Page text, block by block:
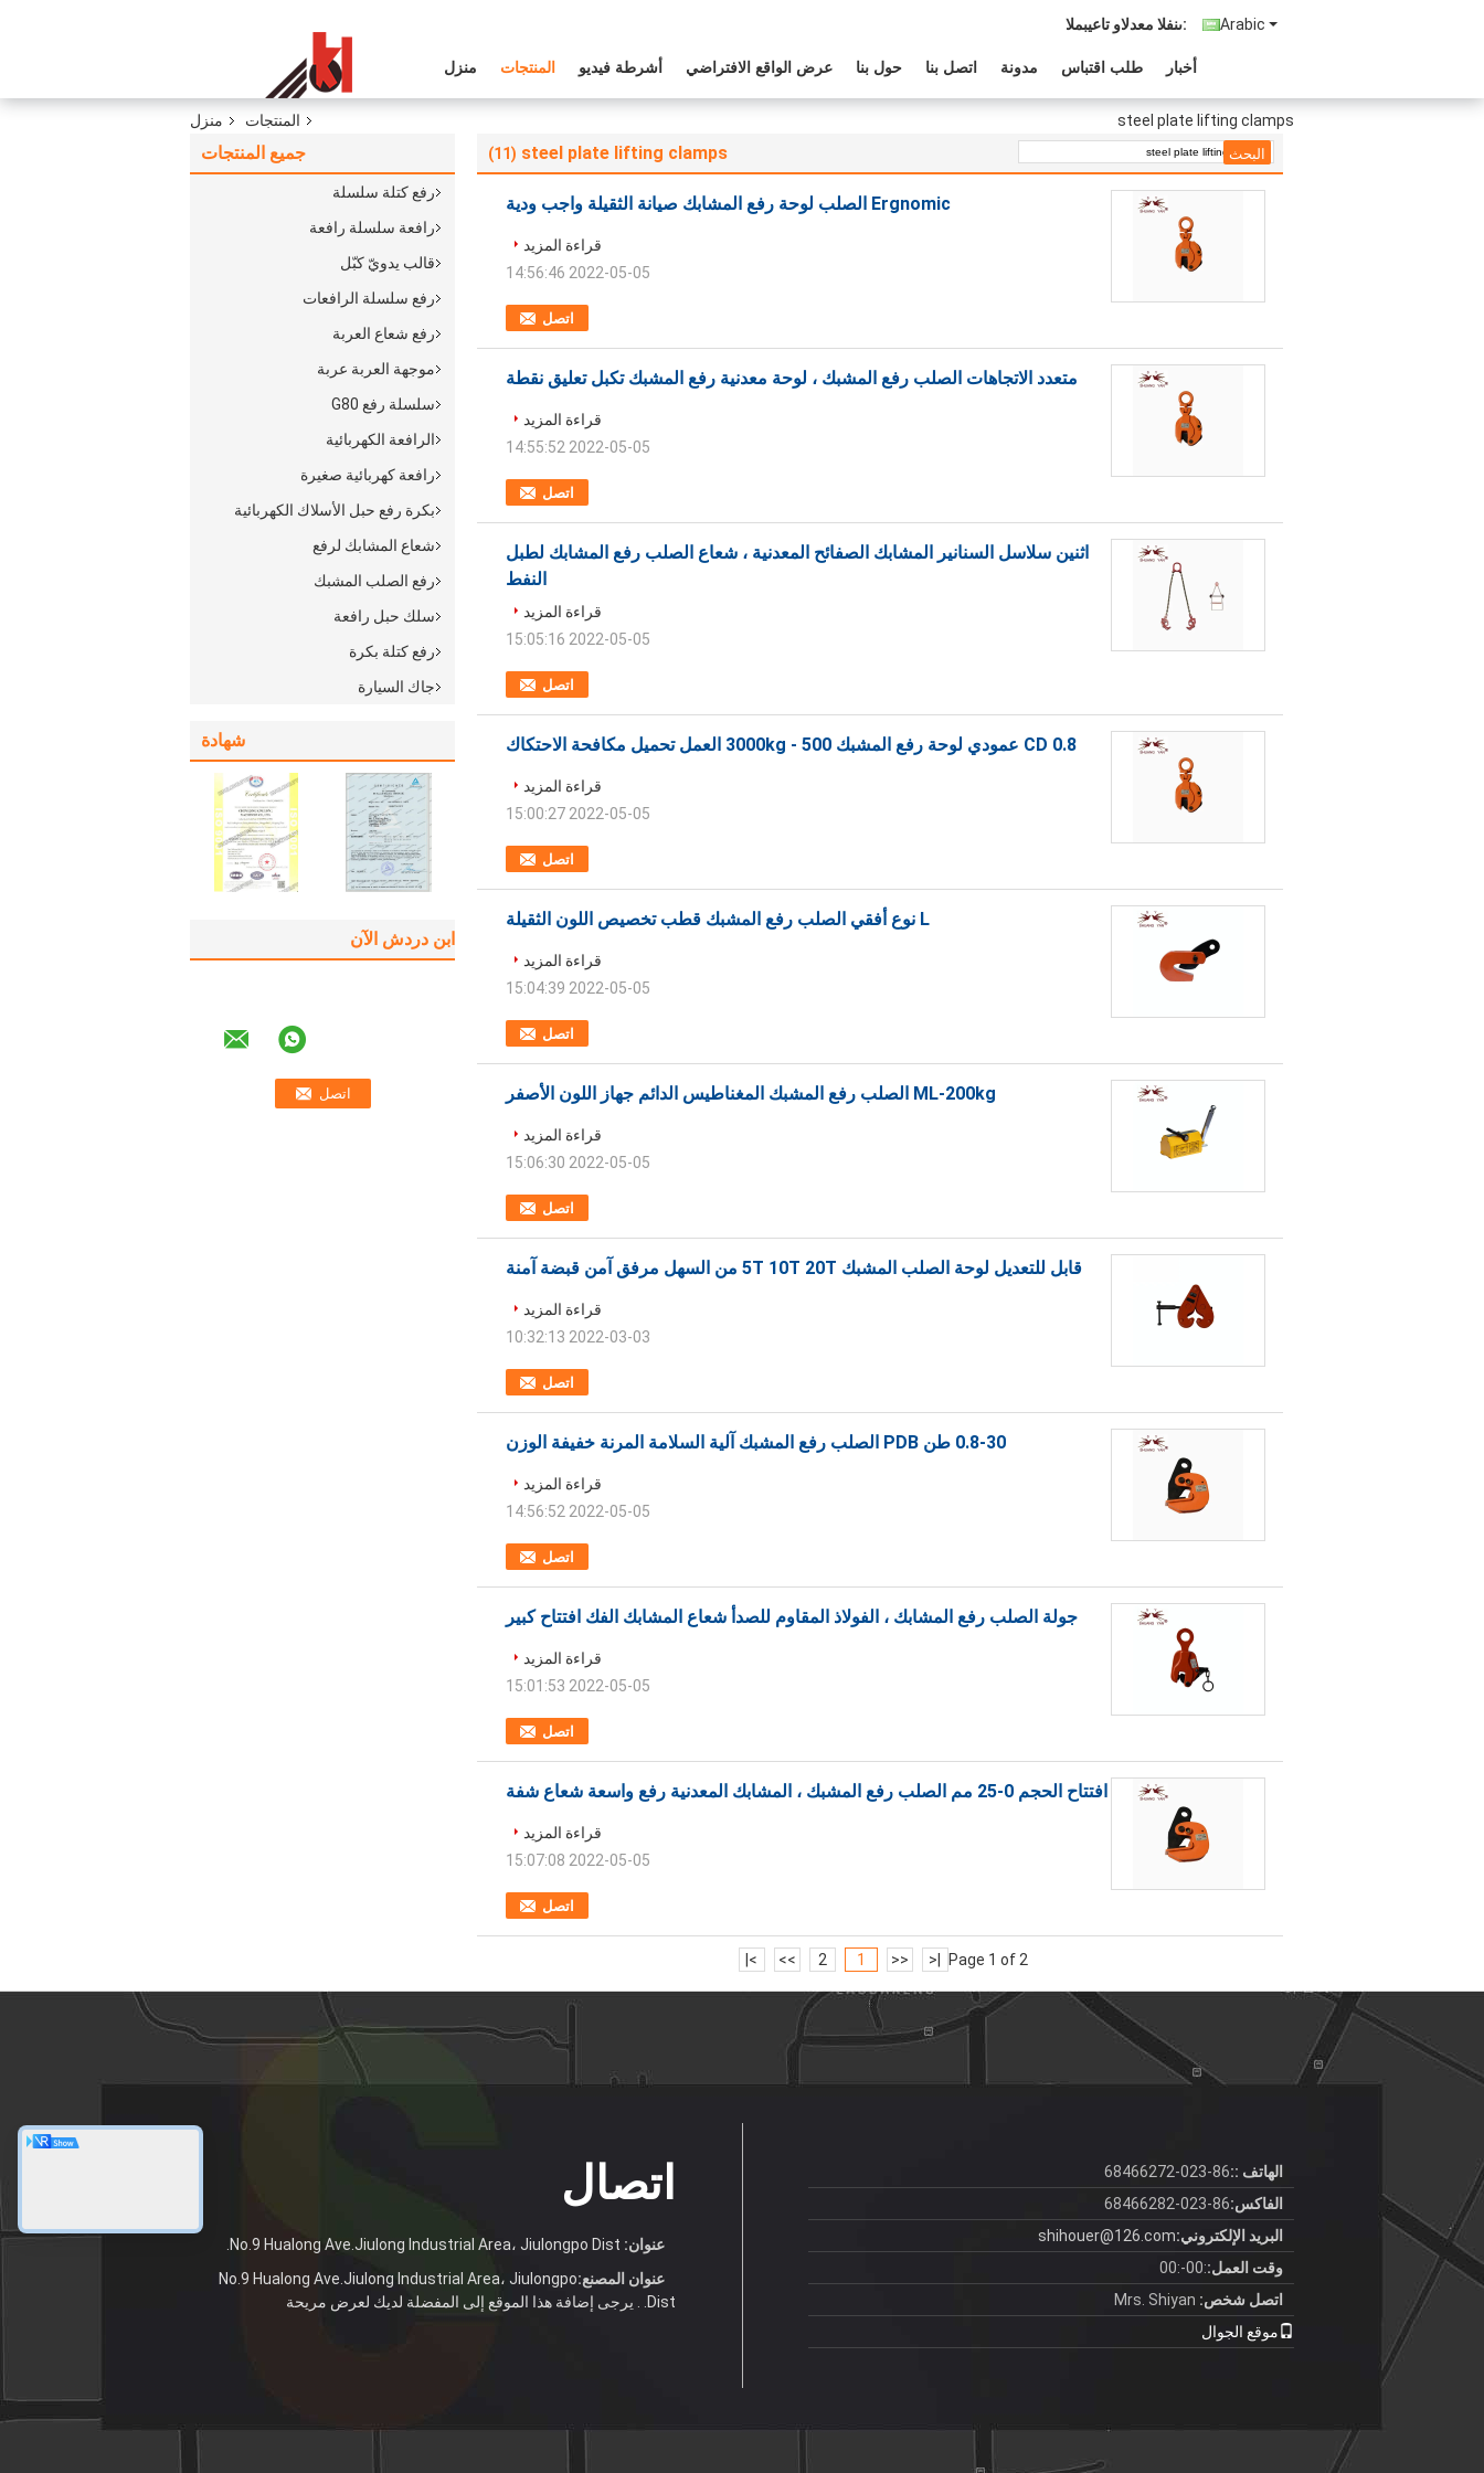
Arabic المبيعات والدعم الفنى:
منزل المنتجات أشرطة فيديو عرض الواقع الافتراضي حول بنا اتصل بنا مدونة طلب اقتباس أخبار
منزل المنتجات steel plate lifting clamps
جميع المنتجات
رفع كتلة سلسلة
رافعة سلسلة رافعة
قالب يدويّ كبّل
رفع سلسلة الرافعات
رفع شعاع العربة
موجهة العربة عربة
سلسلة رفع G80
الرافعة الكهربائية
رافعة كهربائية صغيرة
بكرة رفع حبل الأسلاك الكهربائية
شعاع المشابك لرفع
رفع الصلب المشبك
سلك حبل رافعة
رفع كتلة بكرة
جاك السيارة
شهادة
ابن دردش الآن
steel plate lifting clamps
(11)
Ergnomic الصلب لوحة رفع المشابك صيانة الثقيلة واجب ودية
اتصل
قراءة المزيد
2022-05-05 14:56:46
متعدد الاتجاهات الصلب رفع المشبك ، لوحة معدنية رفع المشبك تكبل تعليق نقطة
اتصل
قراءة المزيد
2022-05-05 14:55:52
اثنين سلاسل السنانير المشابك الصفائح المعدنية ، شعاع الصلب رفع المشابك لطبل
النفط
اتصل
قراءة المزيد
2022-05-05 15:05:16
CD 0.8 عمودي لوحة رفع المشبك 500 - 3000kg العمل تحميل مكافحة الاحتكاك
اتصل
قراءة المزيد
2022-05-05 15:00:27
L نوع أفقي الصلب رفع المشبك قطب تخصيص اللون الثقيلة
اتصل
قراءة المزيد
2022-05-05 15:04:39
ML-200kg الصلب رفع المشبك المغناطيس الدائم جهاز اللون الأصفر
اتصل
قراءة المزيد
2022-05-05 15:06:30
قابل للتعديل لوحة الصلب المشبك 5T 10T 20T من السهل مرفق آمن قبضة آمنة
اتصل
قراءة المزيد
2022-03-03 10:32:13
0.8-30 طن PDB الصلب رفع المشبك آلية السلامة المرنة خفيفة الوزن
اتصل
قراءة المزيد
2022-05-05 14:56:52
جولة الصلب رفع المشابك ، الفولاذ المقاوم للصدأ شعاع المشابك الفك افتتاح كبير
اتصل
قراءة المزيد
2022-05-05 15:01:53
افتتاح الحجم 0-25 مم الصلب رفع المشبك ، المشابك المعدنية رفع واسعة شعاع شفة
اتصل
قراءة المزيد
2022-05-05 15:07:08
Page 1 of 2
|<
<<
1
2
>>
>|
اتصال
عنوان:
عنوان المصنع:No.9 Hualong Ave.Jiulong Industrial Area، Jiulongpo
Dist. . يرجى إضافة هذا الموقع إلى المفضلة لديك لعرض مريحة
الهاتف ::86-023-68466272
الفاكس:86-023-68466282
البريد الإلكتروني:shihouer@126.com
وقت العمل::00-:00
اتصل شخص:
موقع الجوال